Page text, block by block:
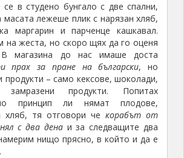
се в студено бунгало с две спални,
масата лежеше плик с нарязан хляб,
маргарин и парченце кашкавал.
на жеста, но скоро щях да го оценя
магазина до нас имаше доста
прах за пране на български, но
продукти – само кексове, шоколади,
продукти. Попитах
принцип ли нямат плодове,
хляб, тя отговори чекорабът от
с два денаи за следващите два
нищо прясно, в който и да е